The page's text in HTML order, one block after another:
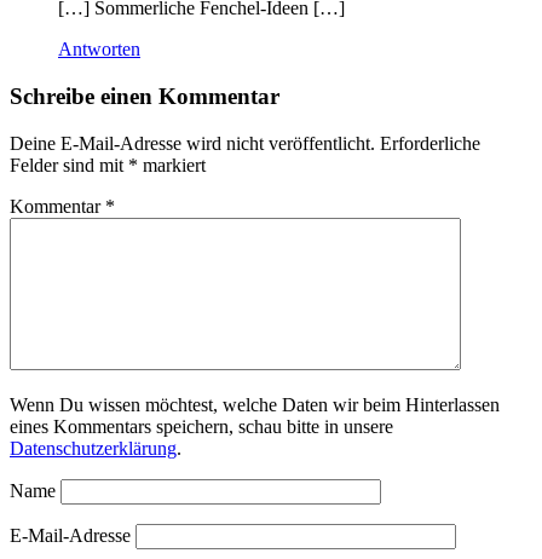
[…] Sommerliche Fenchel-Ideen […]
Antworten
Schreibe einen Kommentar
Deine E-Mail-Adresse wird nicht veröffentlicht. Erforderliche
Felder sind mit * markiert
Kommentar *
Wenn Du wissen möchtest, welche Daten wir beim Hinterlassen
eines Kommentars speichern, schau bitte in unsere
Datenschutzerklärung.
Name
E-Mail-Adresse